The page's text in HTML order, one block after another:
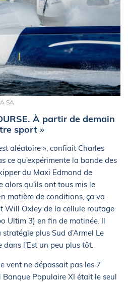
SA
À partir de demain
sport »
aléatoire », confiait Charles
ce qu’expérimente la bande des
du Maxi Edmond de
alors qu’ils ont tous mis le
matière de conditions, ça va
Will Oxley de la cellule routage
Ultim 3) en fin de matinée. Il
plus Sud d’Armel Le
dans l’Est un peu plus tôt.
vent ne dépassait pas les 7
Populaire XI était le seul